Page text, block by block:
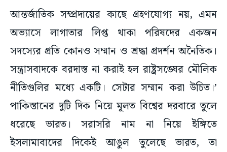
আন্তর্জাতিক সম্প্রদায়ের কাছে গ্রহণযোগ্য নয়, এমন
অভ্যাসে লাগাতার লিপ্ত থাকা পরিষদের একজন
সদস্যের প্রতি কোনও সম্মান ও শ্রদ্ধা প্রদর্শন অনৈতিক।
সন্ত্রাসবাদকে বরদাস্ত না করাই হল রাষ্ট্রসঙ্ঘের মৌলিক
নীতিগুলির মধ্যে একটি। সেটার সম্মান করা উচিত।’
পাকিস্তানের দুটি দিক নিয়ে মূলত বিশ্বের দরবারে তুলে
ধরেছে ভারত। সরাসরি নাম না নিয়ে ইঙ্গিতে
ইসলামাবাদের দিকেই আঙুল তুলেছে ভারত, তা